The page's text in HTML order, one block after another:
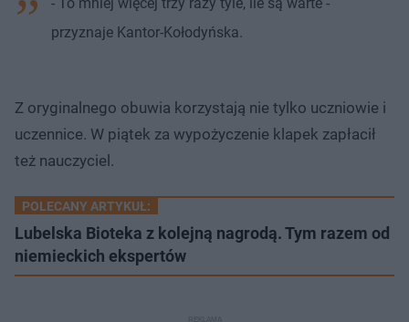
przyznaje Kantor-Kołodyńska.
Z oryginalnego obuwia korzystają nie tylko uczniowie i
uczennice. W piątek za wypożyczenie klapek zapłacił
też nauczyciel.
POLECANY ARTYKUŁ:
Lubelska Bioteka z kolejną nagrodą. Tym razem od
niemieckich ekspertów